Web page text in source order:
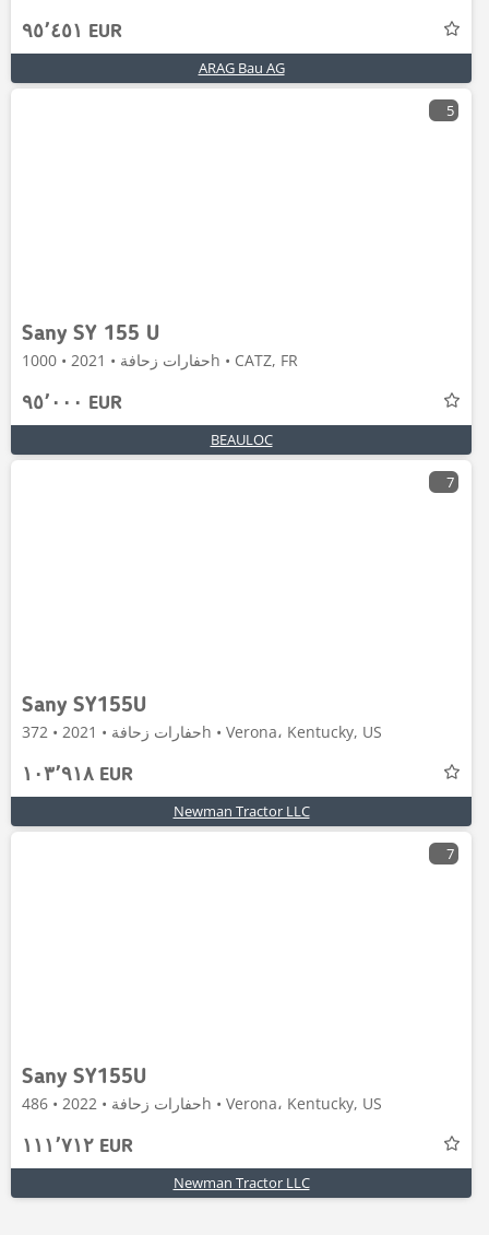
٩٥٬٤٥١ EUR
ARAG Bau AG
5
Sany SY 155 U
حفارات زحافة • 2021 • 1000h • CATZ, FR
٩٥٬٠٠٠ EUR
BEAULOC
7
Sany SY155U
حفارات زحافة • 2021 • 372h • Verona، Kentucky, US
١٠٣٬٩١٨ EUR
Newman Tractor LLC
7
Sany SY155U
حفارات زحافة • 2022 • 486h • Verona، Kentucky, US
١١١٬٧١٢ EUR
Newman Tractor LLC